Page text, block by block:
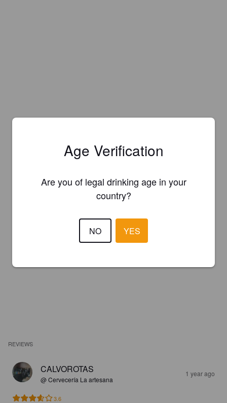
REVIEWS
CALVOROTAS
@ Cervecería La artesana
1 year ago
3.6
Age Verification
Are you of legal drinking age in your
country?
NO YES